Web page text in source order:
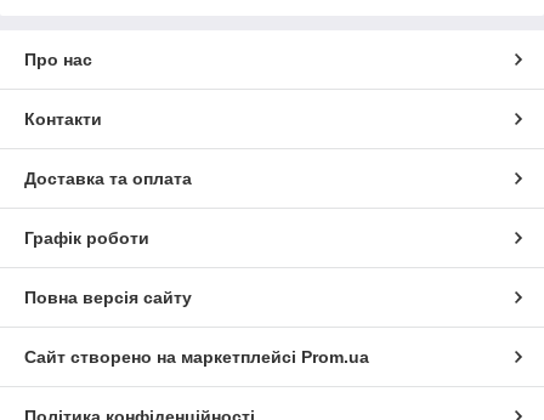
Про нас
Контакти
Доставка та оплата
Графік роботи
Повна версія сайту
Сайт створено на маркетплейсі Prom.ua